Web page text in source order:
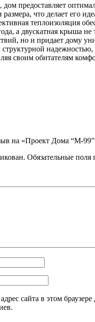
предоставляет
что делает его
теплоизоляция
а двускатная крыша не
но и придает дому
структурной надежностью,
своим обитателям
на «Проект Дома “М-
Обязательные
сайта в этом браузере